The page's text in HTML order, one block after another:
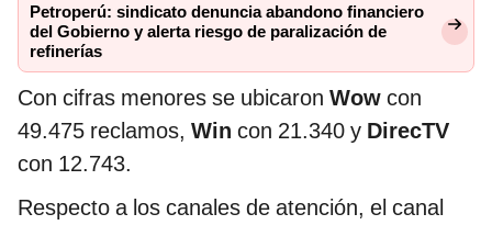
Petroperú: sindicato denuncia abandono financiero
del Gobierno y alerta riesgo de paralización de
refinerías
Con cifras menores se ubicaron Wow con
49.475 reclamos, Win con 21.340 y DirecTV
con 12.743.
Respecto a los canales de atención, el canal